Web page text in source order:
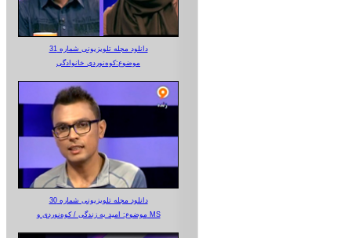
دانلود مجله تلویزیونی شماره 31
موضوع:کوه‌نوردی خانوادگی
دانلود مجله تلویزیونی شماره 30
موضوع: امید به زندگی / کوه‌نوردی و MS